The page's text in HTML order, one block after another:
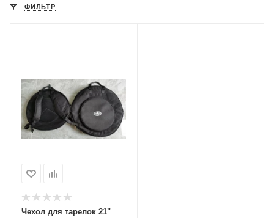
ФИЛЬТР
Чехол для тарелок 21"